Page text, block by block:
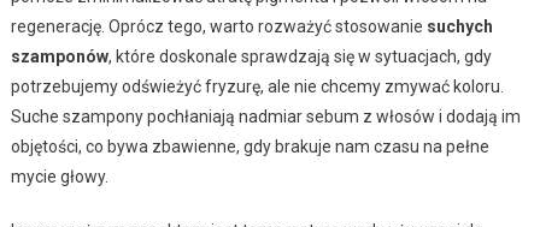
regenerację. Oprócz tego, warto rozważyć stosowanie suchych
szamponów, które doskonale sprawdzają się w sytuacjach, gdy
potrzebujemy odświeżyć fryzurę, ale nie chcemy zmywać koloru.
Suche szampony pochłaniają nadmiar sebum z włosów i dodają im
objętości, co bywa zbawienne, gdy brakuje nam czasu na pełne
mycie głowy.